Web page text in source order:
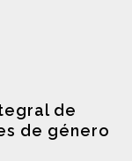
de
de género